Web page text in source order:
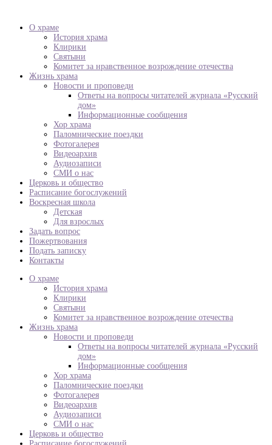
О храме
История храма
Клирики
Святыни
Комитет за нравственное возрождение отечества
Жизнь храма
Новости и проповеди
Ответы на вопросы читателей журнала «Русский
дом»
Информационные сообщения
Хор храма
Паломнические поездки
Фотогалерея
Видеоархив
Аудиозаписи
СМИ о нас
Церковь и общество
Расписание богослужений
Воскресная школа
Детская
Для взрослых
Задать вопрос
Пожертвования
Подать записку
Контакты
О храме
История храма
Клирики
Святыни
Комитет за нравственное возрождение отечества
Жизнь храма
Новости и проповеди
Ответы на вопросы читателей журнала «Русский
дом»
Информационные сообщения
Хор храма
Паломнические поездки
Фотогалерея
Видеоархив
Аудиозаписи
СМИ о нас
Церковь и общество